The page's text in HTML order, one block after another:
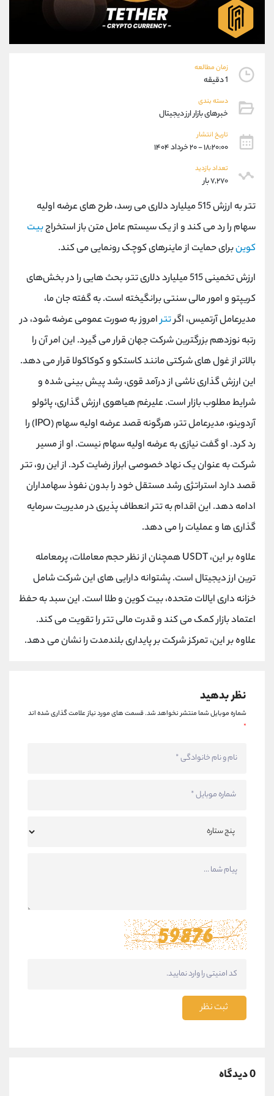
زمان مطالعه
1 دقیقه
دسته بندی
خبرهای بازار ارز دیجیتال
تاریخ انتشار
۱۸:۲۰:۰۰ - ۲۰ خرداد ۱۴۰۴
تعداد بازدید
۷,۲۷۰ بار
تتر به ارزش 515 میلیارد دلاری می رسد، طرح های عرضه اولیه
سهام را رد می کند و از یک سیستم عامل متن باز استخراجبیت
کوینبرای حمایت از ماینرهای کوچک رونمایی می کند.
ارزش تخمینی 515 میلیارد دلاری تتر، بحث هایی را در بخش‌های
کریپتو و امور مالی سنتی برانگیخته است. به گفته جان ما،
مدیرعامل آرتمیس، اگرتترامروز به صورت عمومی عرضه شود، در
رتبه نوزدهم بزرگترین شرکت جهان قرار می گیرد. این امر آن را
بالاتر از غول های شرکتی مانند کاستکو و کوکاکولا قرار می دهد.
این ارزش گذاری ناشی از درآمد قوی، رشد پیش بینی شده و
شرایط مطلوب بازار است. علیرغم هیاهوی ارزش گذاری، پائولو
آردوینو، مدیرعامل تتر، هرگونه قصد عرضه اولیه سهام (IPO) را
رد کرد. او گفت نیازی به عرضه اولیه سهام نیست. او از مسیر
شرکت به عنوان یک نهاد خصوصی ابراز رضایت کرد. از این رو، تتر
قصد دارد استراتژی رشد مستقل خود را بدون نفوذ سهامداران
ادامه دهد. این اقدام به تتر انعطاف پذیری در مدیریت سرمایه
گذاری ها و عملیات را می دهد.
علاوه بر این، USDT همچنان از نظر حجم معاملات، پرمعامله
ترین ارز دیجیتال است. پشتوانه دارایی های این شرکت شامل
خزانه داری ایالات متحده، بیت کوین و طلا است. این سبد به حفظ
اعتماد بازار کمک می کند و قدرت مالی تتر را تقویت می کند.
علاوه بر این، تمرکز شرکت بر پایداری بلندمدت را نشان می دهد.
نظر بدهید
شماره موبایل شما منتشر نخواهد شد.قسمت های مورد نیاز علامت گذاری شده اند
*
ثبت نظر
0 دیدگاه
09101364784
واتساپ شروع گفتگو
تلگرام
پشتیبان فروش
موبایل
واتساپ
تلگرام
داخلی
اطلاعات تماس
تلفن 021-22021030
بدون پیش شماره 90001030
اینستاگرام @alireza.mehrabii
کانال بله @alirezamehrabi_official